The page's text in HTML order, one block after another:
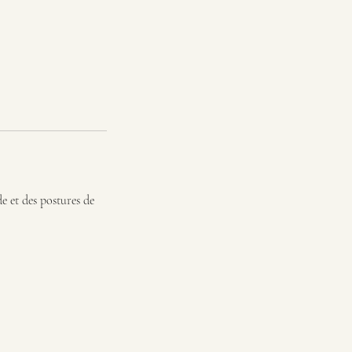
et des postures de